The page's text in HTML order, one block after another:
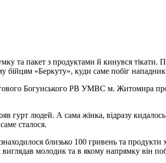
та пакет з продуктами й кинувся тікати.
бійцям «Беркуту», куди саме побіг
Богунського РВ УМВС м. Житомира
гурт людей. А сама жінка, відразу
сталося.
близько 100 гривень та
молодик та в якому напрямку він